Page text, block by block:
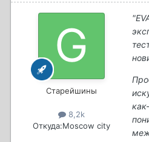
Старейшины
8,2k
Откуда:Moscow city